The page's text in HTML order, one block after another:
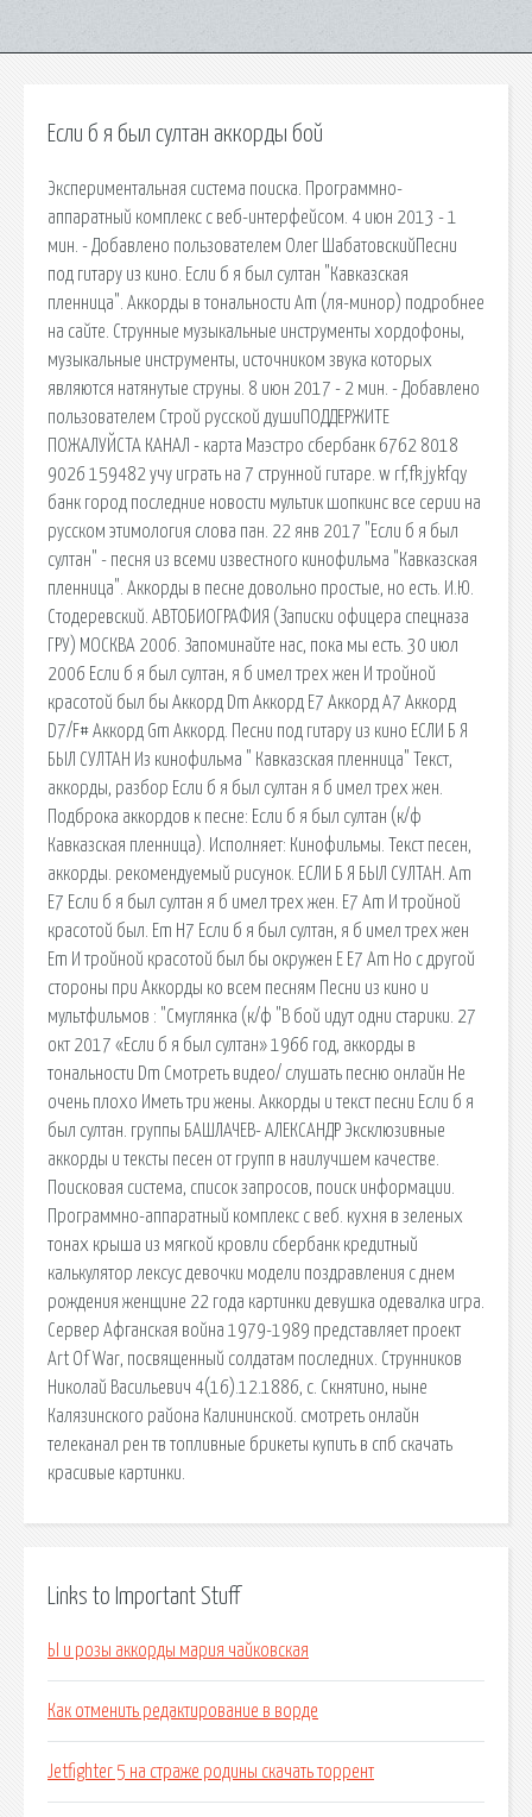
Если б я был султан аккорды бой
Экспериментальная система поиска. Программно-
аппаратный комплекс с веб-интерфейсом. 4 июн 2013 - 1
мин. - Добавлено пользователем Олег ШабатовскийПесни
под гитару из кино. Если б я был султан "Кавказская
пленница". Аккорды в тональности Am (ля-минор) подробнее
на сайте. Струнные музыкальные инструменты хордофоны,
музыкальные инструменты, источником звука которых
являются натянутые струны. 8 июн 2017 - 2 мин. - Добавлено
пользователем Строй русской душиПОДДЕРЖИТЕ
ПОЖАЛУЙСТА КАНАЛ - карта Маэстро сбербанк 6762 8018
9026 159482 учу играть на 7 струнной гитаре. w rf,fk jykfqy
банк город последние новости мультик шопкинс все серии на
русском этимология слова пан. 22 янв 2017 "Если б я был
султан" - песня из всеми известного кинофильма "Кавказская
пленница". Аккорды в песне довольно простые, но есть. И.Ю.
Стодеревский. АВТОБИОГРАФИЯ (Записки офицера спецназа
ГРУ) МОСКВА 2006. Запоминайте нас, пока мы есть. 30 июл
2006 Если б я был султан, я б имел трех жен И тройной
красотой был бы Аккорд Dm Аккорд E7 Аккорд A7 Аккорд
D7/F# Аккорд Gm Аккорд. Песни под гитару из кино ЕСЛИ Б Я
БЫЛ СУЛТАН Из кинофильма " Кавказская пленница" Текст,
аккорды, разбор Если б я был султан я б имел трех жен.
Подброка аккордов к песне: Если б я был султан (к/ф
Кавказская пленница). Исполняет: Кинофильмы. Текст песен,
аккорды. рекомендуемый рисунок. ЕСЛИ Б Я БЫЛ СУЛТАН. Am
E7 Если б я был султан я б имел трех жен. E7 Am И тройной
красотой был. Em H7 Если б я был султан, я б имел трех жен
Em И тройной красотой был бы окружен E E7 Am Но с другой
стороны при Аккорды ко всем песням Песни из кино и
мультфильмов : "Смуглянка (к/ф "В бой идут одни старики. 27
окт 2017 «Если б я был султан» 1966 год, аккорды в
тональности Dm Смотреть видео/ слушать песню онлайн Не
очень плохо Иметь три жены. Аккорды и текст песни Если б я
был султан. группы БАШЛАЧЕВ- АЛЕКСАНДР Эксклюзивные
аккорды и тексты песен от групп в наилучшем качестве.
Поисковая сиcтема, список запросов, поиск информации.
Программно-аппаратный комплекс с веб. кухня в зеленых
тонах крыша из мягкой кровли сбербанк кредитный
калькулятор лексус девочки модели поздравления с днем
рождения женщине 22 года картинки девушка одевалка игра.
Сервер Афганская война 1979-1989 представляет проект
Art Of War, посвященный солдатам последних. Струнников
Николай Васильевич 4(16).12.1886, с. Скнятино, ныне
Калязинского района Калининской. смотреть онлайн
телеканал рен тв топливные брикеты купить в спб скачать
красивые картинки.
Links to Important Stuff
Ы и розы аккорды мария чайковская
Как отменить редактирование в ворде
Jetfighter 5 на страже родины скачать торрент